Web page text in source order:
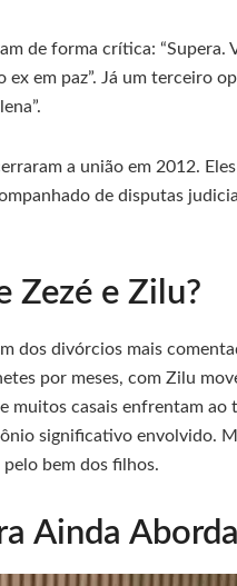
de forma crítica: “Supera.
em paz”. Já um terceiro
a união em 2012.
de disputas
Zezé e Zilu?
dos divórcios mais
por meses, com Zilu
muitos casais enfrentam ao
significativo envolvido.
bem dos filhos.
Ainda